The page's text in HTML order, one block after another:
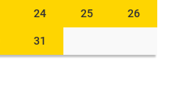
24 25 26
31